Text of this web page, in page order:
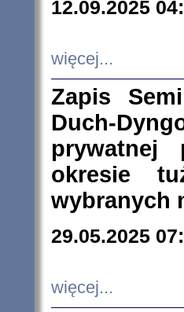
12.09.2025
więcej...
Zapis
Duch-
prywatnej
okresie
wybranych
29.05.2025
więcej...